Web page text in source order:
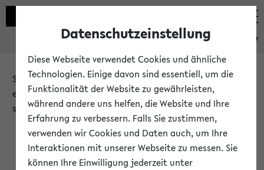
eKVV
Sie möchten auf eine eKVV Funktion zugreifen, die Ihnen
erst nach einer Anmeldung am System zur Verfügung
steht.
Bitte melden Sie sich an:
Datenschutzeinstellung
Diese Webseite verwendet Cookies und ähnliche
Technologien. Einige davon sind essentiell, um die
Funktionalität der Website zu gewährleisten,
während andere uns helfen, die Website und Ihre
Erfahrung zu verbessern. Falls Sie zustimmen,
verwenden wir Cookies und Daten auch, um Ihre
Interaktionen mit unserer Webseite zu messen. Sie
können Ihre Einwilligung jederzeit unter